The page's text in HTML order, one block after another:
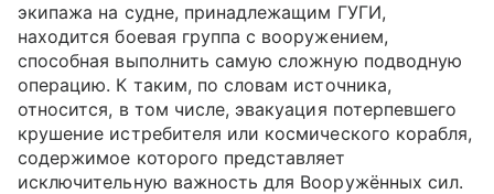
экипажа на судне, принадлежащим ГУГИ,
находится боевая группа с вооружением,
способная выполнить самую сложную подводную
операцию. К таким, по словам источника,
относится, в том числе, эвакуация потерпевшего
крушение истребителя или космического корабля,
содержимое которого представляет
исключительную важность для Вооружённых сил.